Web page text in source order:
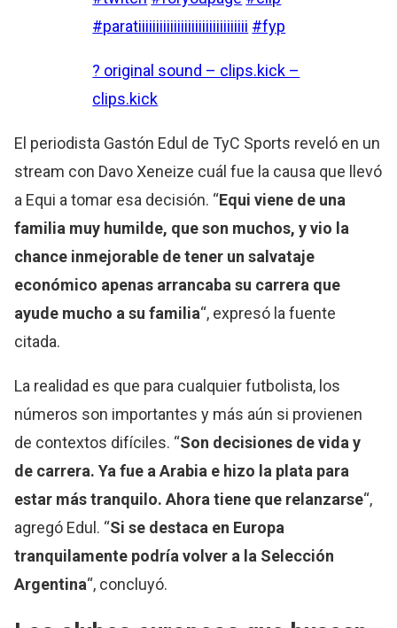
#paratiiiiiiiiiiiiiiiiiiiiiiiiiiiiiii #fyp
? original sound – clips.kick –
clips.kick
El periodista Gastón Edul de TyC Sports reveló en un
stream con Davo Xeneize cuál fue la causa que llevó
a Equi a tomar esa decisión. “Equi viene de una
familia muy humilde, que son muchos, y vio la
chance inmejorable de tener un salvataje
económico apenas arrancaba su carrera que
ayude mucho a su familia“, expresó la fuente
citada.
La realidad es que para cualquier futbolista, los
números son importantes y más aún si provienen
de contextos difíciles. “Son decisiones de vida y
de carrera. Ya fue a Arabia e hizo la plata para
estar más tranquilo. Ahora tiene que relanzarse“,
agregó Edul. “Si se destaca en Europa
tranquilamente podría volver a la Selección
Argentina“, concluyó.